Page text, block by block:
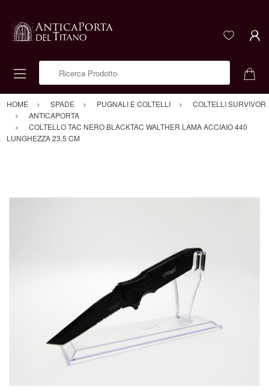
HOME SPADE PUGNALI E COLTELLI
COLTELLI SURVIVOR
ANTICAPORTA
COLTELLO TAC NERO BLACKTAC WALTHER LAMA ACCIAIO 440
LUNGHEZZA 23,5 CM